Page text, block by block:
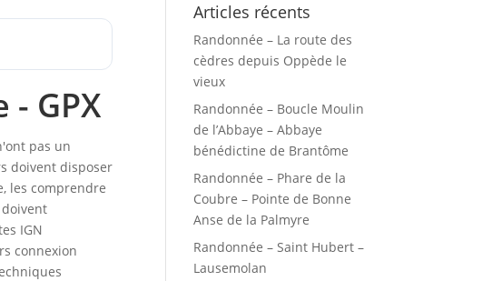
- GPX
pas un
doivent disposer
les comprendre
IGN
connexion
Articles récents
Randonnée – La route des
cèdres depuis Oppède le
vieux
Randonnée – Boucle Moulin
de l’Abbaye – Abbaye
bénédictine de Brantôme
Randonnée – Phare de la
Coubre – Pointe de Bonne
Anse de la Palmyre
Randonnée – Saint Hubert –
Lausemolan